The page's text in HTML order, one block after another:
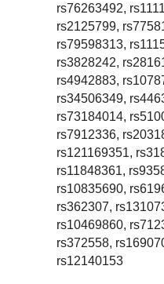
rs76263492,
rs2125799,
rs79598313,
rs3828242,
rs4942883,
rs34506349,
rs73184014,
rs7912336,
rs121169351,
rs11848361,
rs10835690,
rs362307,
rs10469860,
rs372558,
rs12140153